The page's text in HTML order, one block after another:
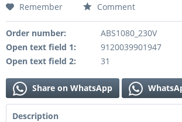
Remember Comment
Order number:
ABS1080_230V
Open text field 1:
9120039901947
Open text field 2:
31
Share on WhatsApp
Description